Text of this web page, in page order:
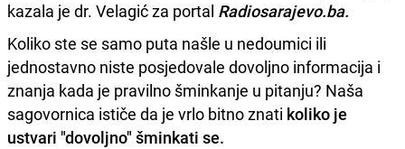
kazala je dr. Velagić za portal Radiosarajevo.ba.
Koliko ste se samo puta našle u nedoumici ili
jednostavno niste posjedovale dovoljno informacija i
znanja kada je pravilno šminkanje u pitanju? Naša
sagovornica ističe da je vrlo bitno znati koliko je
ustvari "dovoljno" šminkati se.